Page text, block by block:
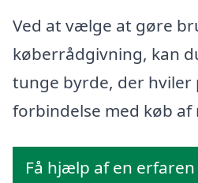
Ved at vælge at gøre
køberrådgivning, kan
tunge byrde, der hviler
forbindelse med køb af
Få hjælp af en